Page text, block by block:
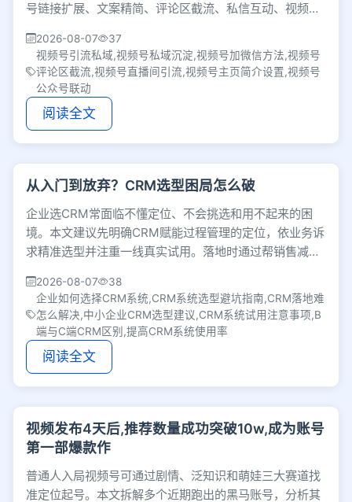
号链接扩展、文案精简、评论区截流、私信互动、视频视
2026-08-07
37
视频号引流私域,视频号私域沉淀,视频号加微信方法,视频号
评论区截流,视频号直播间引流,视频号主页简介设置,视频号
公众号联动
阅读全文
从入门到放弃？CRM选型困局怎么破
企业选CRM常面临不懂定位、不会挑选和用不起来的困
境。本文建议先明确CRM赋能过程管理的定位，依业务诉
求精准选型并注重一线真实试用。落地时通过帮销售减负
2026-08-07
38
企业如何选择CRM系统,CRM系统选型避坑指南,CRM落地难
怎么解决,中小企业CRM选型建议,CRM系统试用注意事项,B
端与C端CRM区别,提高CRM系统使用率
阅读全文
视频发布4天后,推荐数量成功突破10w,成为账号
第一部爆款作
普通人入局视频号可通过剧情、泛知识和萌娃三大赛道找
准定位起号。本文拆解多个近期跑出的黑马账号，分析其